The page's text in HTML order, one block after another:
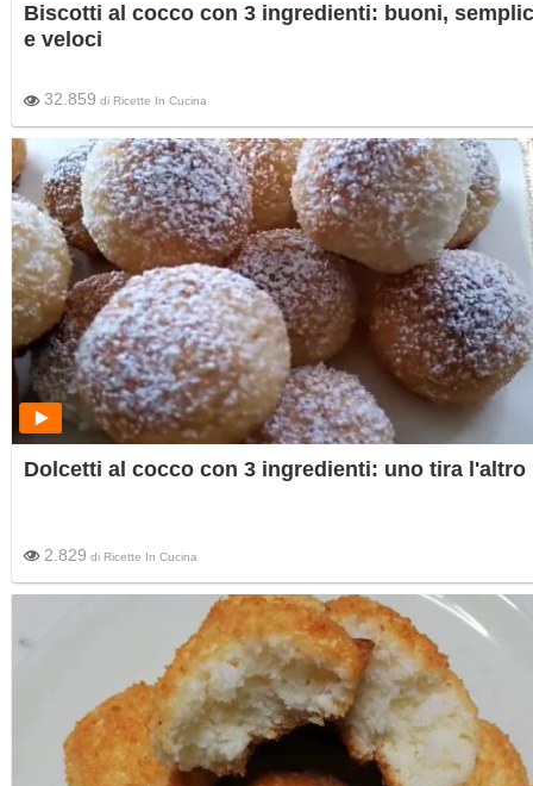
Biscotti al cocco con 3 ingredienti: buoni,
e veloci
32.859 di Ricette In Cucina
Dolcetti al cocco con 3 ingredienti: uno tira l'altro
2.829 di Ricette In Cucina